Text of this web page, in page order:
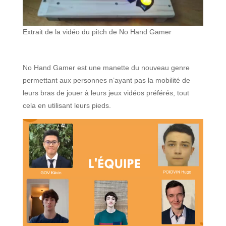
Extrait de la vidéo du pitch de No Hand Gamer
No Hand Gamer est une manette du nouveau genre
permettant aux personnes n’ayant pas la mobilité de
leurs bras de jouer à leurs jeux vidéos préférés, tout
cela en utilisant leurs pieds.